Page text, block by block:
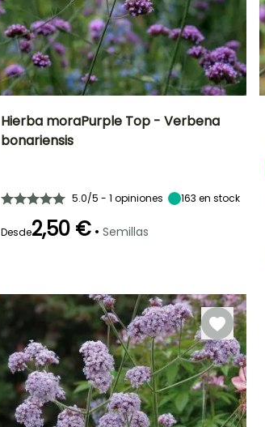
Hierba moraPurple Top - Verbena
bonariensis
5.0/5 - 1 opiniones 163 en stock
Desde2,50 € • Semillas